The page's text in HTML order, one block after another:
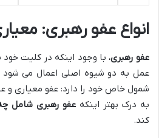
انواع عفو رهبری:
عفو رهبری، با وجود اینکه در کلیت خود
عمل به دو شیوه اصلی اعمال می شود
شمول خاص خود را دارد: عفو معیاری و
به درک بهتر اینکه عفو رهبری شامل
کند.